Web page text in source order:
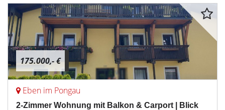
175.000,- €
Eben im Pongau
2-Zimmer Wohnung mit Balkon & Carport | Blick